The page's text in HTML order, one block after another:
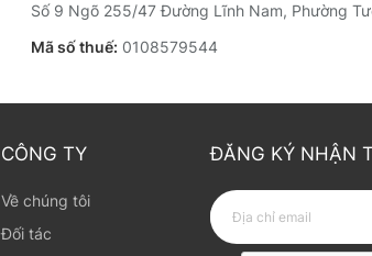
Số 9 Ngõ 255/47 Đường Lĩnh Nam, Phường
Mã số thuế: 0108579544
CÔNG TY
Về chúng tôi
Đối tác
ĐĂNG KÝ NHẬN